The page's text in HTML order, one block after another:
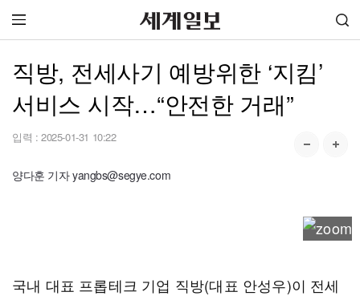
직방, 전세사기 예방위한 ‘지킴’
서비스 시작…“안전한 거래”
입력 : 2025-01-31 10:22
양다훈 기자 yangbs@segye.com
국내 대표 프롭테크 기업 직방(대표 안성우)이 전세